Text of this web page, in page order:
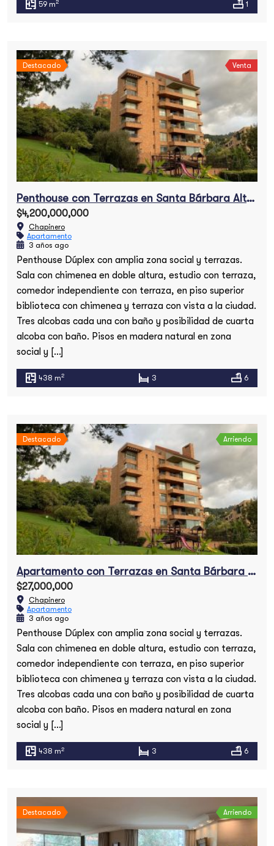
59 m2 1
Destacado Venta
Penthouse con Terrazas en Santa Bárbara Alta en venta
$4,200,000,000
Chapinero
Apartamento
3 años ago
Penthouse Dúplex con amplia zona social y terrazas.
Sala con chimenea en doble altura, estudio con terraza,
comedor independiente con terraza, en piso superior
biblioteca con chimenea y terraza con vista a la ciudad.
Tres alcobas cada una con baño y posibilidad de cuarta
alcoba con baño. Pisos en madera natural en zona
social y […]
438 m2 3 6
Destacado Arriendo
Apartamento con Terrazas en Santa Bárbara Alta
$27,000,000
Chapinero
Apartamento
3 años ago
Penthouse Dúplex con amplia zona social y terrazas.
Sala con chimenea en doble altura, estudio con terraza,
comedor independiente con terraza, en piso superior
biblioteca con chimenea y terraza con vista a la ciudad.
Tres alcobas cada una con baño y posibilidad de cuarta
alcoba con baño. Pisos en madera natural en zona
social y […]
438 m2 3 6
Destacado Arriendo